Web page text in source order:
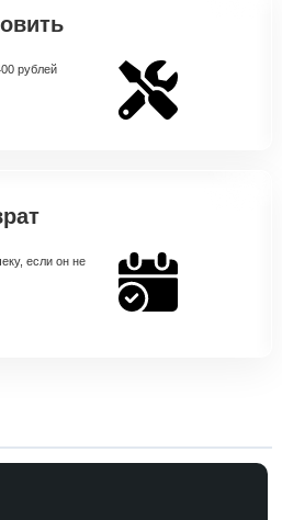
рублей
если он не